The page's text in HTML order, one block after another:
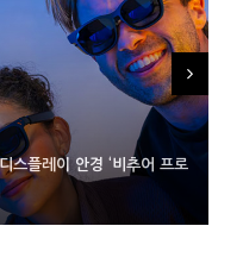
스플레이 안경 ‘비추어 프로
프로세서 패키징 대기 중
준비하는 오픈AI